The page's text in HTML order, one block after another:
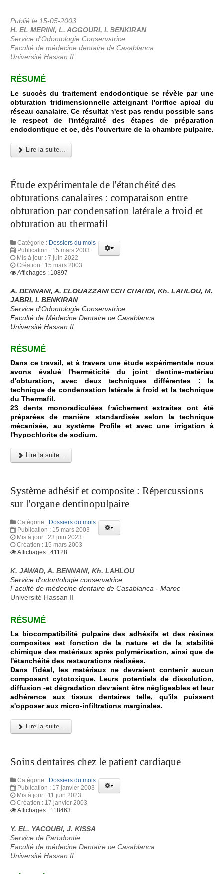
Publié le 15-05-2003
H. EL MERINI, L. AGGOURI, I. BENKIRAN
Service d'Odontologie Conservatrice
Faculté de médecine dentaire de Casablanca
Université Hassan II
RÉSUMÉ
Le succès du traitement endodontique se révèle par une
obturation tridimensionnelle atteignant l'orifice apical du
réseau canalaire. Ce résultat n'est pas rendu possible sans
le respect de l'intégralité des étapes de préparation
endodontique et ce, dès l'ouverture de la chambre pulpaire.
Lire la suite...
Étude expérimentale de l'étanchéité des
obturations canalaires : comparaison entre
obturation par condensation latérale a froid et
obturation au thermafil
Catégorie : Dossiers du mois
Publication : 15 mars 2003
Mis à jour : 7 juin 2022
Création : 15 mars 2003
Affichages : 10897
A. BENNANI, A. ELOUAZZANI ECH CHAHDI, Kh. LAHLOU, M.
JABRI, I. BENKIRAN
Service d'Odontologie Conservatrice
Faculté de Médecine Dentaire de Casablanca
Université Hassan II
RÉSUMÉ
Dans ce travail, et à travers une étude expérimentale nous
avons évalué l'herméticité du joint dentine-matériau
d'obturation, avec deux techniques différentes : la
technique de condensation latérale à froid et la technique
du Thermafil.
23 dents monoradiculées fraîchement extraites ont été
préparées de manière standardisée selon la technique
mécanisée, au système Profile et avec une irrigation à
l'hypochlorite de sodium.
Lire la suite...
Système adhésif et composite : Répercussions
sur l'organe dentinopulpaire
Catégorie : Dossiers du mois
Publication : 15 mars 2003
Mis à jour : 23 juin 2023
Création : 15 mars 2003
Affichages : 41128
K. JAWAD, A. BENNANI, Kh. LAHLOU
Service d'odontologie conservatrice
Faculté de médecine dentaire de Casablanca - Maroc
Université Hassan II
RÉSUMÉ
La biocompatibilité pulpaire des adhésifs et des résines
composites est fonction de la nature et de la stabilité
chimique des matériaux après polymérisation, ainsi que de
l'étanchéité des restaurations réalisées.
Dans l'idéal, les matériaux ne devraient contenir aucun
composant cytotoxique. Leurs potentiels de dissolution,
diffusion -et dégradation devraient être négligeables et leur
adhérence aux tissus dentaires telle, qu'ils puissent
s'opposer aux micro-infiltrations marginales.
Lire la suite...
Soins dentaires chez le patient cardiaque
Catégorie : Dossiers du mois
Publication : 17 janvier 2003
Mis à jour : 11 juin 2023
Création : 17 janvier 2003
Affichages : 118463
Y. EL. YACOUBI, J. KISSA
Service de Parodontie
Faculté de médecine Dentaire de Casablanca
Université Hassan II